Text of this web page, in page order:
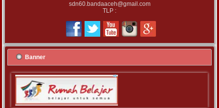
sdn60.bandaaceh@gmail.com
TLP :
Banner